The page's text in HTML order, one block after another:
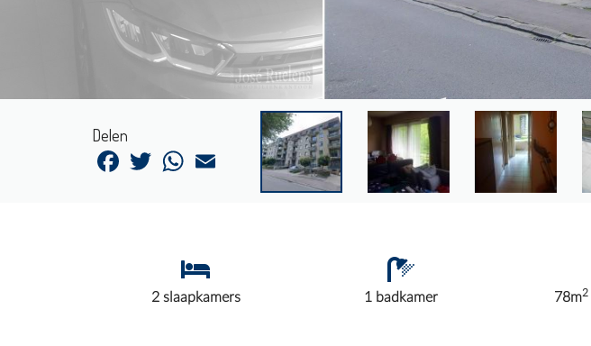
Delen
FacebookTwitterWhatsApp
2 slaapkamers 1 badkamer 78m2